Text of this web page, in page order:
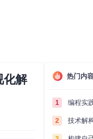
化解
热门内
1 编程实践
2 技术解构